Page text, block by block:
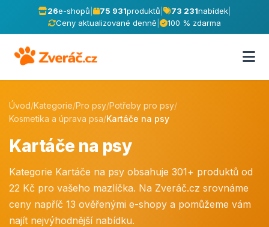
26e-shopů 75 931produktů 73 231nabídek|
Ceny aktualizované denně
100 % zdarma
Úvod/Kategorie/Pro psy/Potřeby pro psy/
Kosmetika a úprava psa/Kartáče na psy
Kartáče na psy
Kategorie Kartáče na psy obsahuje 301+ produktů od
22 Kč pro vašeho mazlíčka. Na Zveráč.cz srovnáme
ceny napříč 13 ověřenými e-shopy a pomůžeme vám
najít nejvýhodnější nabídku.